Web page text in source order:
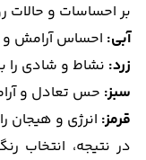
بر احساسات و حالات
آبی: احساس آرامش و
زرد: نشاط و شادی را
سبز: حس تعادل و
قرمز: انرژی و هیجان
در نتیجه، انتخاب